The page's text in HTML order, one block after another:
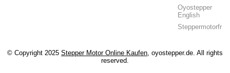
Oyostepper
English
Steppermotorfr
© Copyright 2025 Stepper Motor Online Kaufen , oyostepper.de. All rights
reserved.